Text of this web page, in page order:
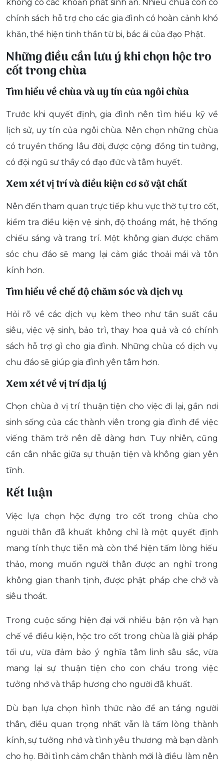
không có các khoản phát sinh ẩn. Nhiều chùa còn có
chính sách hỗ trợ cho các gia đình có hoàn cảnh khó
khăn, thể hiện tinh thần từ bi, bác ái của đạo Phật.
Những điều cần lưu ý khi chọn hộc tro
cốt trong chùa
Tìm hiểu về chùa và uy tín của ngôi chùa
Trước khi quyết định, gia đình nên tìm hiểu kỹ về
lịch sử, uy tín của ngôi chùa. Nên chọn những chùa
có truyền thống lâu đời, được cộng đồng tin tưởng,
có đội ngũ sư thầy có đạo đức và tâm huyết.
Xem xét vị trí và điều kiện cơ sở vật chất
Nên đến tham quan trực tiếp khu vực thờ tự tro cốt,
kiểm tra điều kiện vệ sinh, độ thoáng mát, hệ thống
chiếu sáng và trang trí. Một không gian được chăm
sóc chu đáo sẽ mang lại cảm giác thoải mái và tôn
kính hơn.
Tìm hiểu về chế độ chăm sóc và dịch vụ
Hỏi rõ về các dịch vụ kèm theo như tần suất cầu
siêu, việc vệ sinh, bảo trì, thay hoa quả và có chính
sách hỗ trợ gì cho gia đình. Những chùa có dịch vụ
chu đáo sẽ giúp gia đình yên tâm hơn.
Xem xét về vị trí địa lý
Chọn chùa ở vị trí thuận tiện cho việc đi lại, gần nơi
sinh sống của các thành viên trong gia đình để việc
viếng thăm trở nên dễ dàng hơn. Tuy nhiên, cũng
cần cân nhắc giữa sự thuận tiện và không gian yên
tĩnh.
Kết luận
Việc lựa chọn hộc đựng tro cốt trong chùa cho
người thân đã khuất không chỉ là một quyết định
mang tính thực tiễn mà còn thể hiện tấm lòng hiếu
thảo, mong muốn người thân được an nghỉ trong
không gian thanh tịnh, được phật pháp che chở và
siêu thoát.
Trong cuộc sống hiện đại với nhiều bận rộn và hạn
chế về điều kiện, hộc tro cốt trong chùa là giải pháp
tối ưu, vừa đảm bảo ý nghĩa tâm linh sâu sắc, vừa
mang lại sự thuận tiện cho con cháu trong việc
tưởng nhớ và thắp hương cho người đã khuất.
Dù bạn lựa chọn hình thức nào để an táng người
thân, điều quan trọng nhất vẫn là tấm lòng thành
kính, sự tưởng nhớ và tình yêu thương mà bạn dành
cho họ. Bởi tình cảm chân thành mới là điều làm nên